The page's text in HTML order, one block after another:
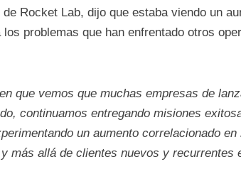
Rocket Lab, dijo que estaba viendo un
los problemas que han enfrentado otros
que vemos que muchas empresas de
continuamos entregando misiones
un aumento correlacionado
más allá de clientes nuevos y recurrentes